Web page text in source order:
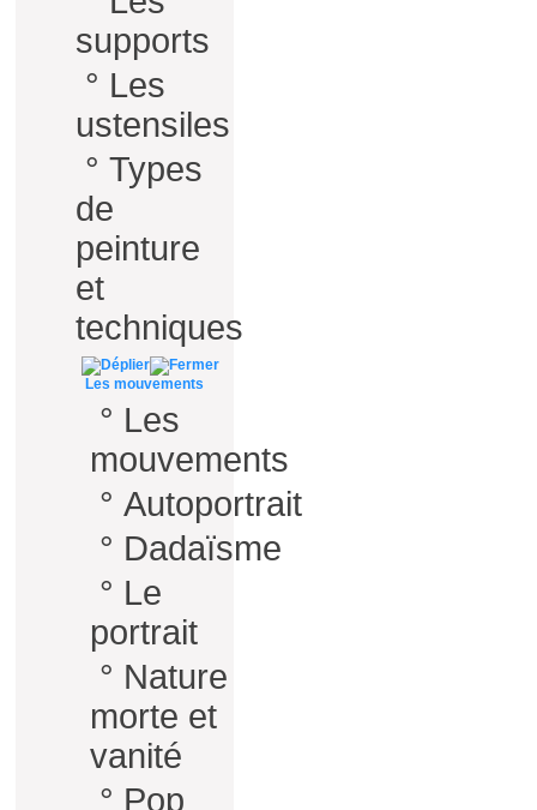
supports
° Les
ustensiles
° Types
de
peinture
et
techniques
Les mouvements
° Les
mouvements
° Autoportrait
° Dadaïsme
° Le
portrait
° Nature
morte et
vanité
° Pop